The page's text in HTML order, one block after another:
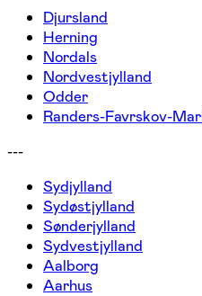
Djursland
Herning
Nordals
Nordvestjylland
Odder
Randers-Favrskov-
---
Sydjylland
Sydøstjylland
Sønderjylland
Sydvestjylland
Aalborg
Aarhus